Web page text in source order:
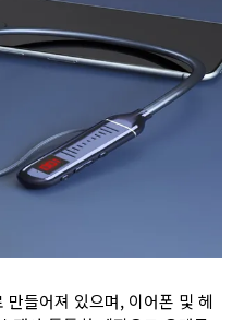
들어져 있으며, 이어폰 및 헤